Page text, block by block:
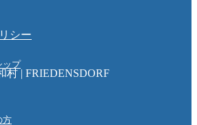
ップ
方
シー
村 | FRIEDENSDORF